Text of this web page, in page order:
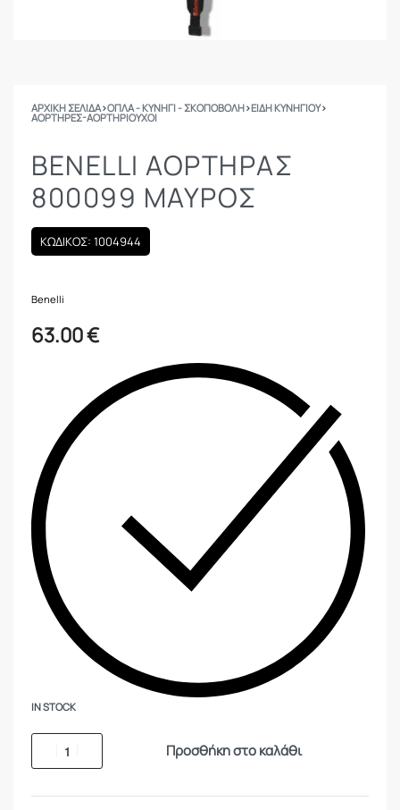
ΑΡΧΙΚΉ ΣΕΛΊΔΑ›ΟΠΛΑ - ΚΥΝΗΓΙ - ΣΚΟΠΟΒΟΛΗ›ΕΙΔΗ ΚΥΝΗΓΙΟΥ›
ΑΟΡΤΉΡΕΣ-ΑΟΡΤΗΡΙΟΎΧΟΙ
BENELLI ΑΟΡΤΗΡΑΣ
800099 ΜΑΥΡΟΣ
ΚΩΔΙΚΟΣ: 1004944
Benelli
63.00€
IN STOCK
Προσθήκη στο καλάθι